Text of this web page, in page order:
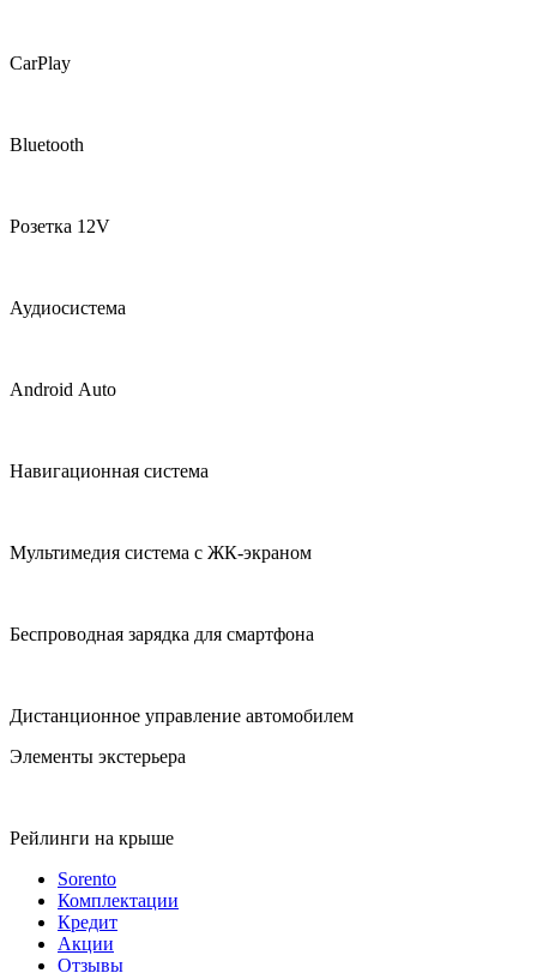
CarPlay
Bluetooth
Розетка 12V
Аудиосистема
Android Auto
Навигационная система
Мультимедия система с ЖК‑экраном
Беспроводная зарядка для смартфона
Дистанционное управление автомобилем
Элементы экстерьера
Рейлинги на крыше
Sorento
Комплектации
Кредит
Акции
Отзывы